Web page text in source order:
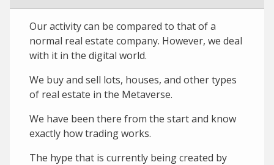
Our activity can be compared to that of a
normal real estate company. However, we deal
with it in the digital world.
We buy and sell lots, houses, and other types
of real estate in the Metaverse.
We have been there from the start and know
exactly how trading works.
The hype that is currently being created by